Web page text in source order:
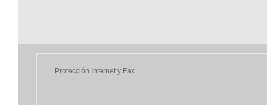
Protección Internet y Fax